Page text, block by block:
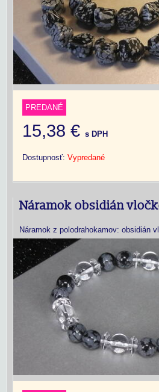
PREDANÉ
15,38 € s DPH
Dostupnosť: Vypredané
Náramok obsidián
Náramok z polodrahokamov: obsidián